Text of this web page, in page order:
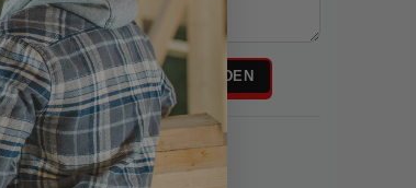
Rezensionstext
REZENSION SENDEN